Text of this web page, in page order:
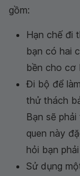
gồm:
Hạn chế đi
bạn có hai
bền cho cơ
Đi bộ để
thử thách
Bạn sẽ
quen này
hỏi bạn
Sử dụng